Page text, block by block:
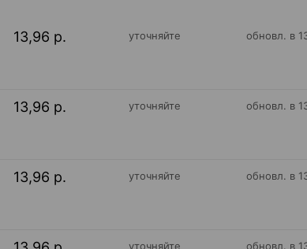
13,96 р. уточняйте обновл. в
13,96 р. уточняйте обновл. в
13,96 р. уточняйте обновл. в
уточняйте обновл. в